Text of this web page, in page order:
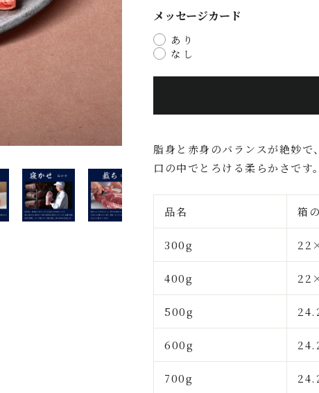
メッセージカード
あり
なし
脂身と赤身のバランスが絶妙で
口の中でとろける柔らかさです。
品名 箱
300g
400g
500g
600g
700g